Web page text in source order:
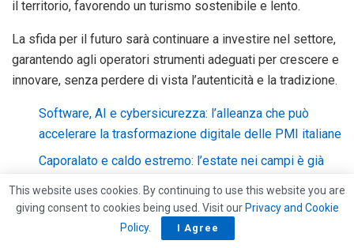
il territorio, favorendo un turismo sostenibile e lento.
La sfida per il futuro sarà continuare a investire nel settore,
garantendo agli operatori strumenti adeguati per crescere e
innovare, senza perdere di vista l’autenticità e la tradizione.
Software, AI e cybersicurezza: l’alleanza che può
accelerare la trasformazione digitale delle PMI italiane
Caporalato e caldo estremo: l’estate nei campi è già
Catalent, la multinazionale del pharma che assume in
Italia: competenze tecniche e giovani profili nel mirino
This website uses cookies. By continuing to use this website you are
giving consent to cookies being used. Visit our Privacy and Cookie
Policy. I Agree